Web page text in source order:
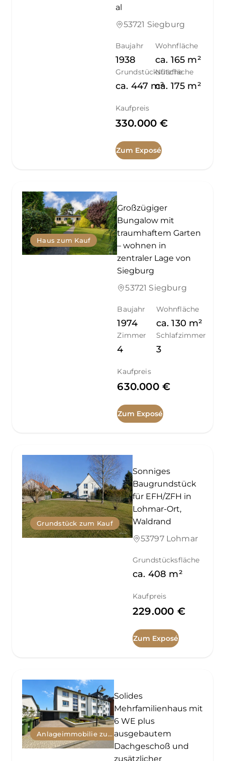
al
53721 Siegburg
Baujahr
1938
Wohnfläche
ca. 165 m²
Grundstücksfläche
ca. 447 m²
Nutzfläche
ca. 175 m²
Kaufpreis
330.000 €
Zum Exposé
Haus zum Kauf
Großzügiger
Bungalow mit
traumhaftem Garten
– wohnen in
zentraler Lage von
Siegburg
53721 Siegburg
Baujahr
1974
Wohnfläche
ca. 130 m²
Zimmer
4
Schlafzimmer
3
Kaufpreis
630.000 €
Zum Exposé
Grundstück zum Kauf
Sonniges
Baugrundstück
für EFH/ZFH in
Lohmar-Ort,
Waldrand
53797 Lohmar
Grundstücksfläche
ca. 408 m²
Kaufpreis
229.000 €
Zum Exposé
Anlageimmobilie zum Kauf
Solides
Mehrfamilienhaus mit
6 WE plus
ausgebautem
Dachgeschoß und
zusätzlicher